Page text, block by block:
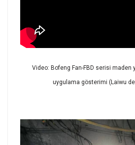
Video: Bofeng Fan-FBD serisi maden
uygulama gösterimi (Laiwu